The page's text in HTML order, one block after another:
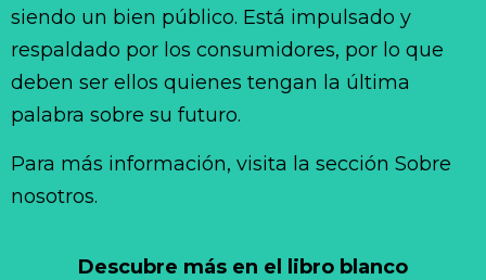
Descubre más en el libro blanco
siendo un bien público. Está impulsado y
respaldado por los consumidores, por lo que
deben ser ellos quienes tengan la última
palabra sobre su futuro.
Para más información, visita la sección Sobre
nosotros.